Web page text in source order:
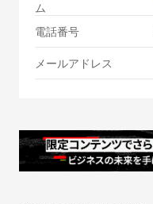
ム
電話番号
メールアドレス